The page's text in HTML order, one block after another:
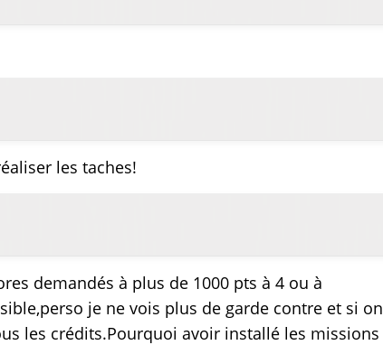
les taches!
demandés à plus de 1000 pts à 4 ou à
je ne vois plus de garde contre et si on
les crédits.Pourquoi avoir installé les missions